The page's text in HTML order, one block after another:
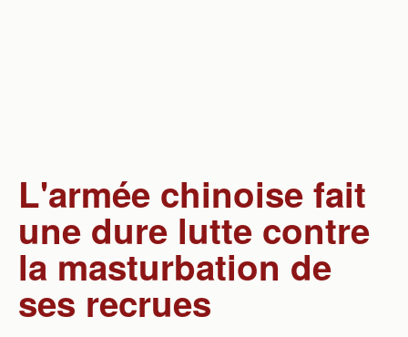
L'armée chinoise fait
une dure lutte contre
la masturbation de
ses recrues